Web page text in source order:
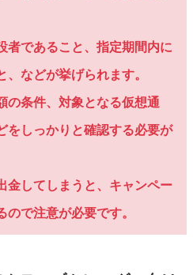
者であること、指定期間内に
などが挙げられます。
の条件、対象となる仮想通
をしっかりと確認する必要が
金してしまうと、キャンペー
で注意が必要です。